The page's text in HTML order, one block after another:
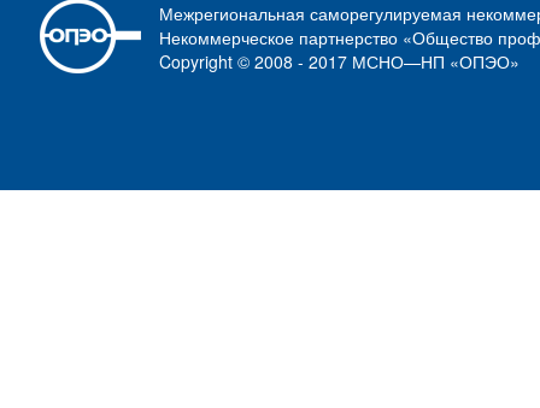
Межрегиональная саморегулируемая
Некоммерческое партнерство «Общество
Copyright © 2008 - 2017 МСНО—НП «ОПЭО»